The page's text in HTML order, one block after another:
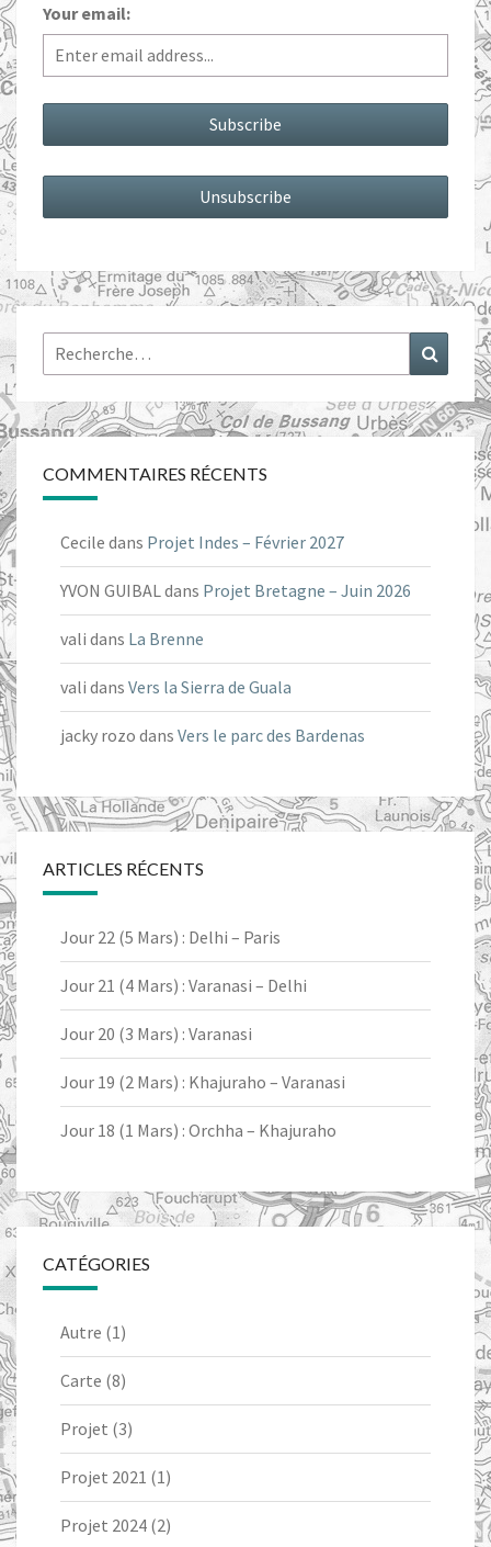
Your email:
Rechercher :
COMMENTAIRES RÉCENTS
Cecile dans Projet Indes – Février 2027
YVON GUIBALdans Projet Bretagne – Juin 2026
vali dans La Brenne
vali dans Vers la Sierra de Guala
jacky rozo dans Vers le parc des Bardenas
ARTICLES RÉCENTS
Jour 22 (5 Mars) : Delhi – Paris
Jour 21 (4 Mars) : Varanasi – Delhi
Jour 20 (3 Mars) : Varanasi
Jour 19 (2 Mars) : Khajuraho – Varanasi
Jour 18 (1 Mars) : Orchha – Khajuraho
CATÉGORIES
Autre (1)
Carte (8)
Projet (3)
Projet 2021 (1)
Projet 2024 (2)